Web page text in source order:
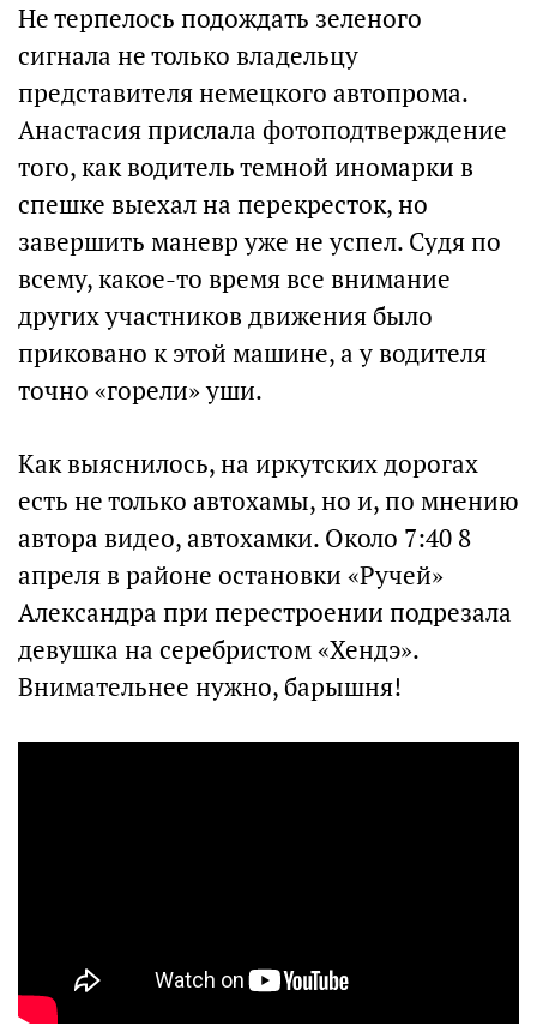
Не терпелось подождать зеленого
сигнала не только владельцу
представителя немецкого автопрома.
Анастасия прислала фотоподтверждение
того, как водитель темной иномарки в
спешке выехал на перекресток, но
завершить маневр уже не успел. Судя по
всему, какое-то время все внимание
других участников движения было
приковано к этой машине, а у водителя
точно «горели» уши.
Как выяснилось, на иркутских дорогах
есть не только автохамы, но и, по мнению
автора видео, автохамки. Около 7:40 8
апреля в районе остановки «Ручей»
Александра при перестроении подрезала
девушка на серебристом «Хендэ».
Внимательнее нужно, барышня!